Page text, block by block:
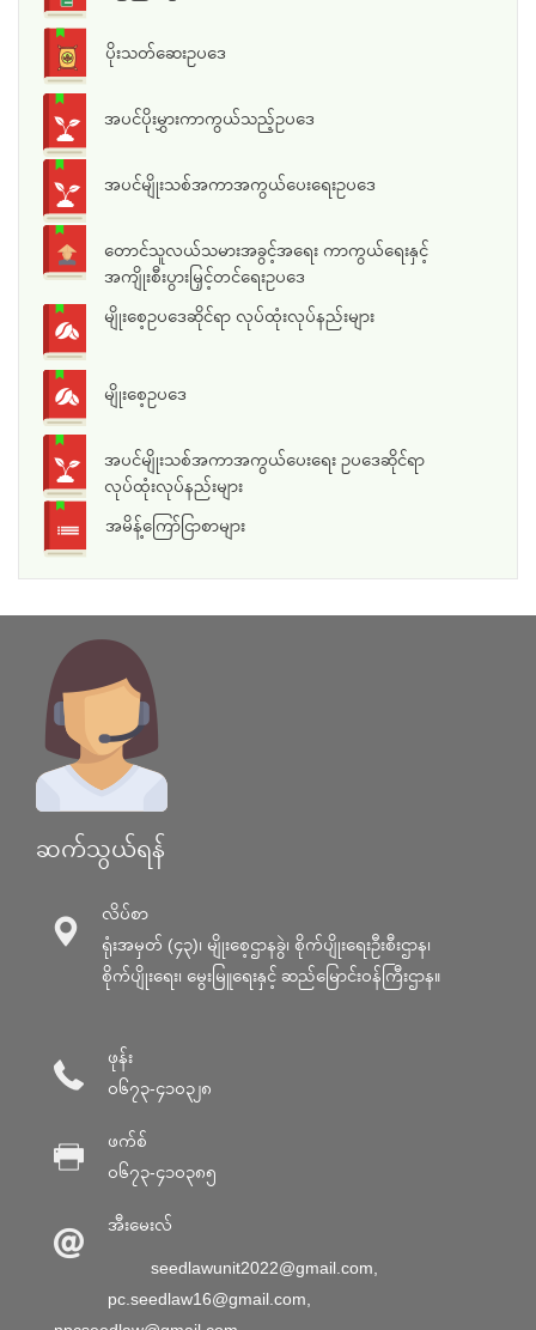
ပိုးသတ်ဆေးဥပဒေ
အပင်ပိုးမွှားကာကွယ်သည့်ဥပဒေ
အပင်မျိုးသစ်အကာအကွယ်ပေးရေးဥပဒေ
တောင်သူလယ်သမားအခွင့်အရေး ကာကွယ်ရေးနှင့်
အကျိုးစီးပွားမြှင့်တင်ရေးဥပဒေ
မျိုးစေ့ဥပဒေဆိုင်ရာ လုပ်ထုံးလုပ်နည်းများ
မျိုးစေ့ဥပဒေ
အပင်မျိုးသစ်အကာအကွယ်ပေးရေး ဥပဒေဆိုင်ရာ
လုပ်ထုံးလုပ်နည်းများ
အမိန့်ကြော်ငြာစာများ
ဆက်သွယ်ရန်
လိပ်စာ
ရုံးအမှတ် (၄၃)၊ မျိုးစေ့ဌာနခွဲ၊ စိုက်ပျိုးရေးဦးစီးဌာန၊
စိုက်ပျိုးရေး၊ မွေးမြူရေးနှင့် ဆည်မြောင်း၀န်ကြီးဌာန။
ဖုန်း
၀၆၇၃-၄၁၀၃၂၈
ဖက်စ်
၀၆၇၃-၄၁၀၃၈၅
အီးမေးလ်
seedlawunit2022@gmail.com
pc.seedlaw16@gmail.com